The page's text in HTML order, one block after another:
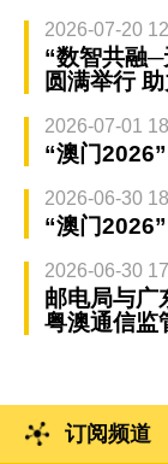
2026-07-20
“数智共融
圆满举行
2026-07-01
“澳门
2026-06-30
“澳门
2026-06-30
邮电局与广
粤澳通信监
订阅频道